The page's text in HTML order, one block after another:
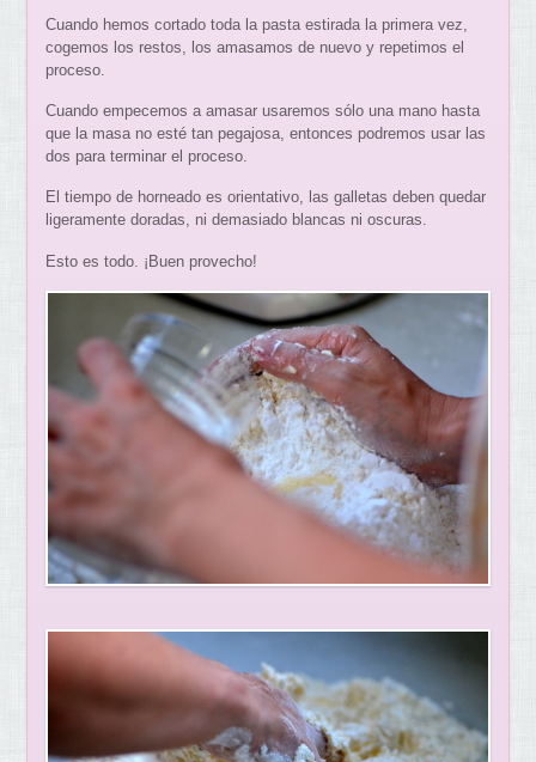
Cuando hemos cortado toda la pasta estirada la primera vez,
cogemos los restos, los amasamos de nuevo y repetimos el
proceso.
Cuando empecemos a amasar usaremos sólo una mano hasta
que la masa no esté tan pegajosa, entonces podremos usar las
dos para terminar el proceso.
El tiempo de horneado es orientativo, las galletas deben quedar
ligeramente doradas, ni demasiado blancas ni oscuras.
Esto es todo. ¡Buen provecho!